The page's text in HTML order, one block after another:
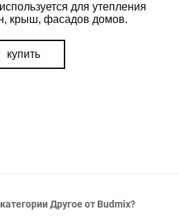
для утепления
крыш, фасадов домов.
купить
Другое от Budmix?